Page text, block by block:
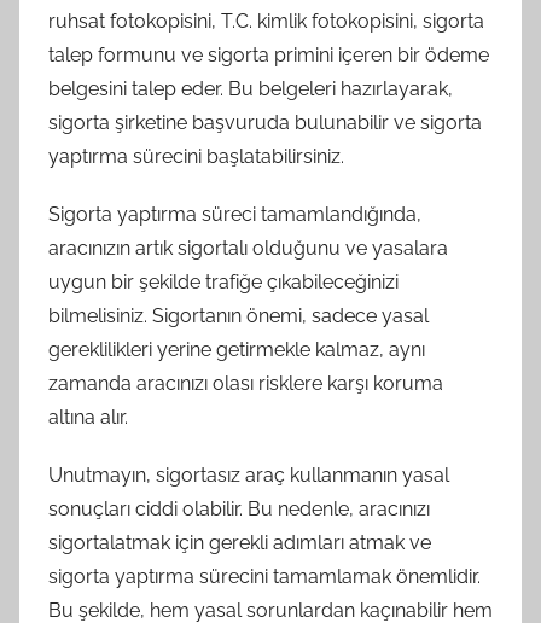
ruhsat fotokopisini, T.C. kimlik fotokopisini, sigorta
talep formunu ve sigorta primini içeren bir ödeme
belgesini talep eder. Bu belgeleri hazırlayarak,
sigorta şirketine başvuruda bulunabilir ve sigorta
yaptırma sürecini başlatabilirsiniz.
Sigorta yaptırma süreci tamamlandığında,
aracınızın artık sigortalı olduğunu ve yasalara
uygun bir şekilde trafiğe çıkabileceğinizi
bilmelisiniz. Sigortanın önemi, sadece yasal
gereklilikleri yerine getirmekle kalmaz, aynı
zamanda aracınızı olası risklere karşı koruma
altına alır.
Unutmayın, sigortasız araç kullanmanın yasal
sonuçları ciddi olabilir. Bu nedenle, aracınızı
sigortalatmak için gerekli adımları atmak ve
sigorta yaptırma sürecini tamamlamak önemlidir.
Bu şekilde, hem yasal sorunlardan kaçınabilir hem